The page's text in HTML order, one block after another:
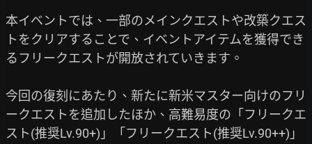
本イベントでは、一部のメインクエストや改築クエス
トをクリアすることで、イベントアイテムを獲得でき
るフリークエストが開放されていきます。
今回の復刻にあたり、新たに新米マスター向けのフリ
ークエストを追加したほか、高難易度の「フリークエ
スト(推奨Lv.90+)」「フリークエスト(推奨Lv.90++)」